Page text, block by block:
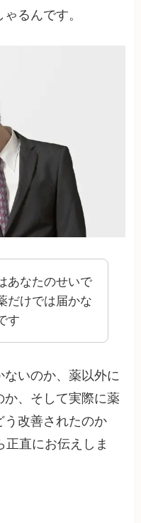
るんです。
あなたのせいで
だけでは届かな
す
ないのか、薬以外に
か、そして実際に薬
う改善されたのか
正直にお伝えしま